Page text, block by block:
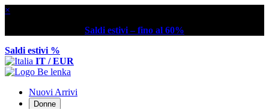
×
Saldi estivi – fino al 60%
Saldi estivi %
IT / EUR
Nuovi Arrivi
Donne